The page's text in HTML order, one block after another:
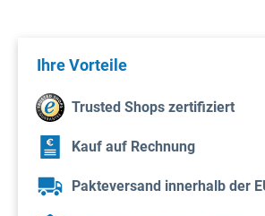
Ihre Vorteile
Trusted Shops zertifiziert
Kauf auf Rechnung
Pakteversand innerhalb der